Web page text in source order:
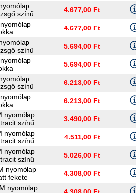
színű
4.677,00 Ft
4.677,00 Ft
színű
5.694,00 Ft
5.694,00 Ft
színű
6.213,00 Ft
6.213,00 Ft
nyomólap
színű
3.490,00 Ft
nyomólap
színű
4.511,00 Ft
nyomólap
színű
5.026,00 Ft
nyomólap
fekete
4.308,00 Ft
nyomólap
4.308,00 Ft